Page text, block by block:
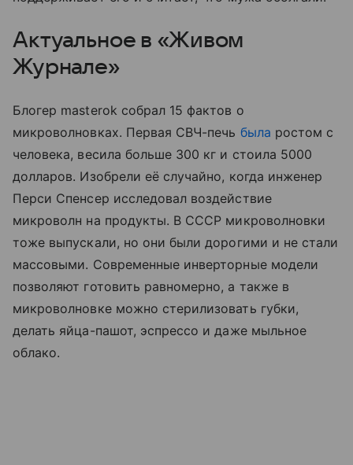
Актуальное в «Живом
Журнале»
Блогер masterok собрал 15 фактов о
микроволновках. Первая СВЧ-печь была ростом с
человека, весила больше 300 кг и стоила 5000
долларов. Изобрели её случайно, когда инженер
Перси Спенсер исследовал воздействие
микроволн на продукты. В СССР микроволновки
тоже выпускали, но они были дорогими и не стали
массовыми. Современные инверторные модели
позволяют готовить равномерно, а также в
микроволновке можно стерилизовать губки,
делать яйца-пашот, эспрессо и даже мыльное
облако.